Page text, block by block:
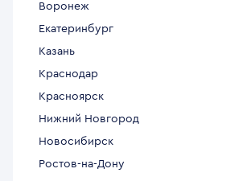
Воронеж
Екатеринбург
Казань
Краснодар
Красноярск
Нижний Новгород
Новосибирск
Ростов-на-Дону